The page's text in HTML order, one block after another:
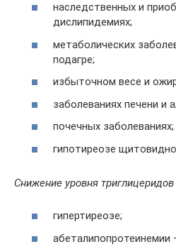
наследственных и
дислипидемиях;
метаболических
подагре;
избыточном весе и
заболеваниях печени и
почечных заболеваниях;
гипотиреозе
Снижение уровня
гипертиреозе;
абеталипопротеинемии